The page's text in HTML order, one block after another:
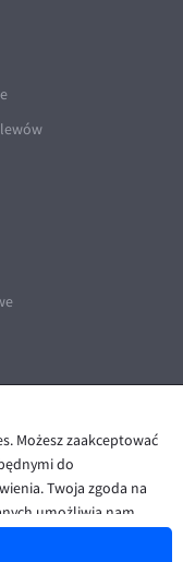
Możesz zaakceptować
do
Twoja zgoda na
umożliwia nam
Ci
|
dostępności